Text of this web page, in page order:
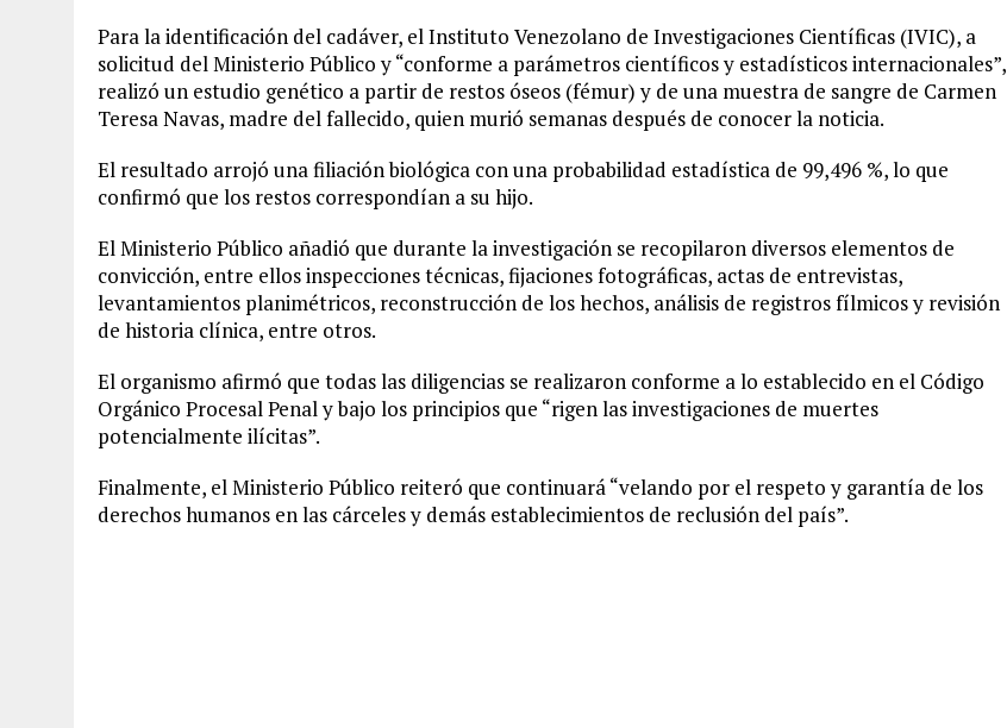
Para la identificación del cadáver, el Instituto Venezolano de Investigaciones Científicas (IVIC), a
solicitud del Ministerio Público y “conforme a parámetros científicos y estadísticos internacionales”,
realizó un estudio genético a partir de restos óseos (fémur) y de una muestra de sangre de Carmen
Teresa Navas, madre del fallecido, quien murió semanas después de conocer la noticia.
El resultado arrojó una filiación biológica con una probabilidad estadística de 99,496 %, lo que
confirmó que los restos correspondían a su hijo.
El Ministerio Público añadió que durante la investigación se recopilaron diversos elementos de
convicción, entre ellos inspecciones técnicas, fijaciones fotográficas, actas de entrevistas,
levantamientos planimétricos, reconstrucción de los hechos, análisis de registros fílmicos y revisión
de historia clínica, entre otros.
El organismo afirmó que todas las diligencias se realizaron conforme a lo establecido en el Código
Orgánico Procesal Penal y bajo los principios que “rigen las investigaciones de muertes
potencialmente ilícitas”.
Finalmente, el Ministerio Público reiteró que continuará “velando por el respeto y garantía de los
derechos humanos en las cárceles y demás establecimientos de reclusión del país”.